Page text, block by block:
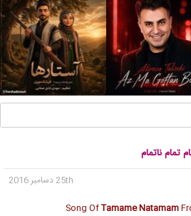
تمام ناتمام
25th دسامبر 2016
Song OfTamame Natamam